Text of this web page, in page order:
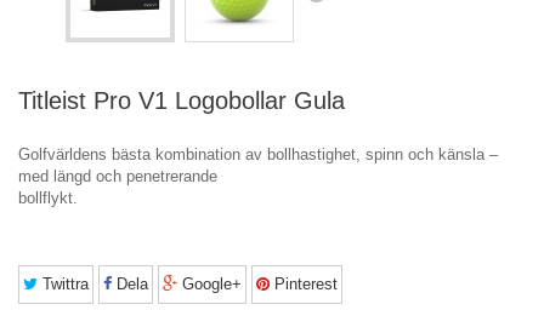
Titleist Pro V1 Logobollar Gula
Golfvärldens bästa kombination av bollhastighet, spinn och känsla –
med längd och penetrerande
bollflykt.
Twittra Dela Google+ Pinterest